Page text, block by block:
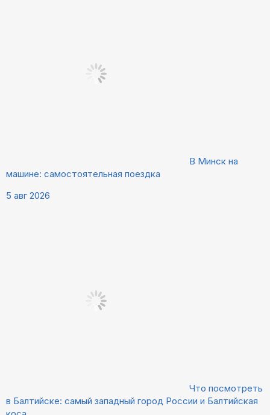
В Минск на
машине: самостоятельная поездка
5 авг 2026
Что посмотреть
в Балтийске: самый западный город России и Балтийская